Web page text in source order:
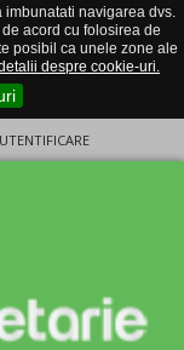
imbunatati navigarea dvs.
acord cu folosirea de
posibil ca unele zone ale
despre cookie-uri.